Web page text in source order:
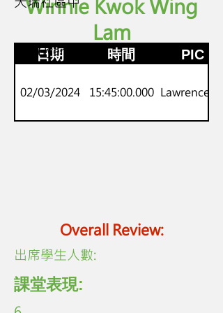
Winnie Kwok Wing
Lam
日期 時間 PIC
02/03/2024 15:45:00.000 Lawrence Lo
Overall Review:
P.5-6
劍橋Flyers
​出席學生人數:
課堂表現: